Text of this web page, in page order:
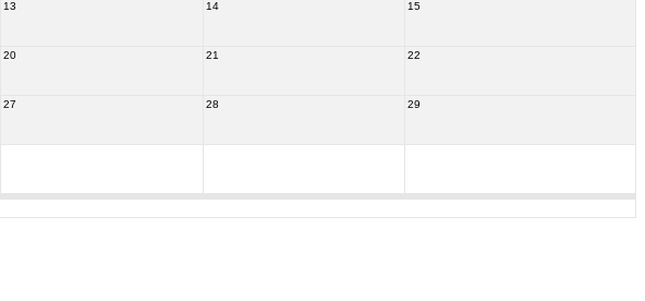
13 14 15
20 21 22
27 28 29